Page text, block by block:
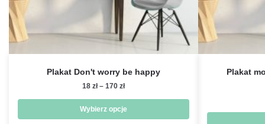
Plakat Don't worry be happy
18 zł – 170 złZakres
od
18 zł
Wybierz opcje
Plakat